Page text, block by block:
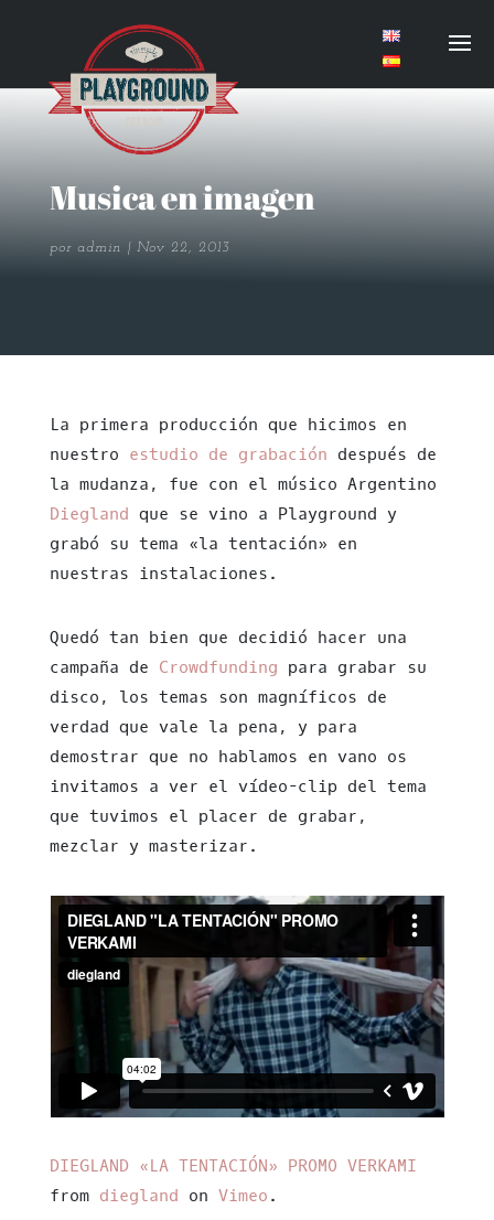
Musica en imagen
por admin Nov 22, 2013
La primera producción que hicimos en
nuestro estudio de grabación después de
la mudanza, fue con el músico Argentino
Diegland que se vino a Playground y
grabó su tema «la tentación» en
nuestras instalaciones.
Quedó tan bien que decidió hacer una
campaña de Crowdfunding para grabar su
disco, los temas son magníficos de
verdad que vale la pena, y para
demostrar que no hablamos en vano os
invitamos a ver el vídeo-clip del tema
que tuvimos el placer de grabar,
mezclar y masterizar.
DIEGLAND «LA TENTACIÓN» PROMO VERKAMI
from diegland on Vimeo .